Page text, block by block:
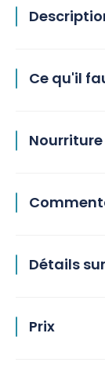
Ce qu'il
Détails
Prix